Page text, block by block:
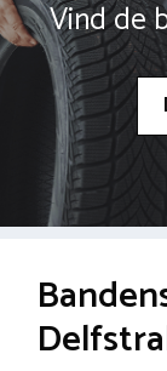
Vind de